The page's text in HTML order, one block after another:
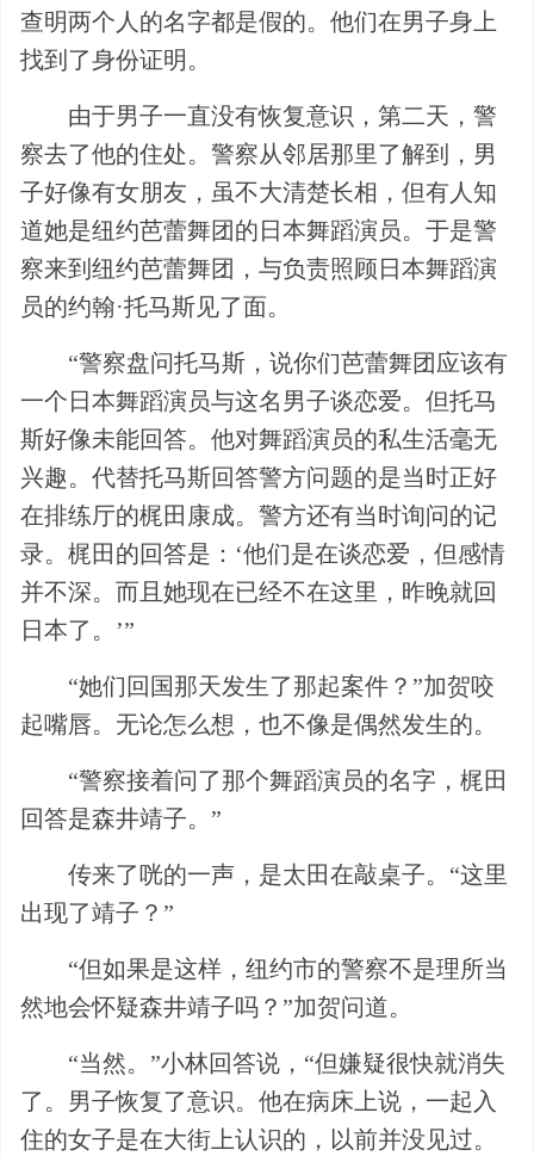
查明两个人的名字都是假的。他们在男子身上
找到了身份证明。
由于男子一直没有恢复意识，第二天，警
察去了他的住处。警察从邻居那里了解到，男
子好像有女朋友，虽不大清楚长相，但有人知
道她是纽约芭蕾舞团的日本舞蹈演员。于是警
察来到纽约芭蕾舞团，与负责照顾日本舞蹈演
员的约翰·托马斯见了面。
“警察盘问托马斯，说你们芭蕾舞团应该有
一个日本舞蹈演员与这名男子谈恋爱。但托马
斯好像未能回答。他对舞蹈演员的私生活毫无
兴趣。代替托马斯回答警方问题的是当时正好
在排练厅的梶田康成。警方还有当时询问的记
录。梶田的回答是：‘他们是在谈恋爱，但感情
并不深。而且她现在已经不在这里，昨晚就回
日本了。’”
“她们回国那天发生了那起案件？”加贺咬
起嘴唇。无论怎么想，也不像是偶然发生的。
“警察接着问了那个舞蹈演员的名字，梶田
回答是森井靖子。”
传来了咣的一声，是太田在敲桌子。“这里
出现了靖子？”
“但如果是这样，纽约市的警察不是理所当
然地会怀疑森井靖子吗？”加贺问道。
“当然。”小林回答说，“但嫌疑很快就消失
了。男子恢复了意识。他在病床上说，一起入
住的女子是在大街上认识的，以前并没见过。